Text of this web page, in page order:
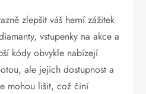
zlepšit váš herní zážitek
vstupenky na akce a
kódy obvykle nabízejí
ale jejich dostupnost a
mohou lišit, což činí